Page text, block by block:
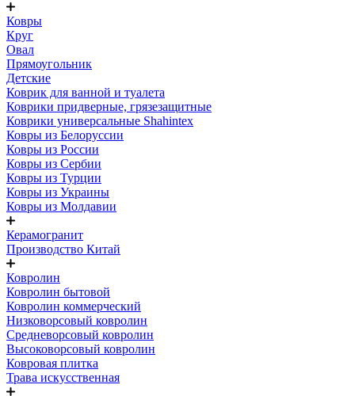
Ковры
Круг
Овал
Прямоугольник
Детские
Коврик для ванной и туалета
Коврики придверные, грязезащитные
Коврики универсальные Shahintex
Ковры из Белоруссии
Ковры из России
Ковры из Сербии
Ковры из Турции
Ковры из Украины
Ковры из Молдавии
Керамогранит
Производство Китай
Ковролин
Ковролин бытовой
Ковролин коммерческий
Низковорсовый ковролин
Средневорсовый ковролин
Высоковорсовый ковролин
Ковровая плитка
Трава искусственная